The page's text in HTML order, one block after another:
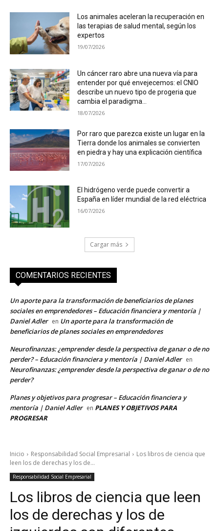
Los animales aceleran la recuperación en
las terapias de salud mental, según los
expertos
19/07/2026
Un cáncer raro abre una nueva vía para
entender por qué envejecemos: el CNIO
describe un nuevo tipo de progeria que
cambia el paradigma...
18/07/2026
Por raro que parezca existe un lugar en la
Tierra donde los animales se convierten
en piedra y hay una explicación científica
17/07/2026
El hidrógeno verde puede convertir a
España en líder mundial de la red eléctrica
16/07/2026
Cargar más
COMENTARIOS RECIENTES
Un aporte para la transformación de beneficiarios de planes
sociales en emprendedores – Educación financiera y mentoría |
Daniel Adler en Un aporte para la transformación de
beneficiarios de planes sociales en emprendedores
Neurofinanzas: ¿emprender desde la perspectiva de ganar o de no
perder? – Educación financiera y mentoría | Daniel Adler en
Neurofinanzas: ¿emprender desde la perspectiva de ganar o de no
perder?
Planes y objetivos para progresar – Educación financiera y
mentoría | Daniel Adler en PLANES Y OBJETIVOS PARA
PROGRESAR